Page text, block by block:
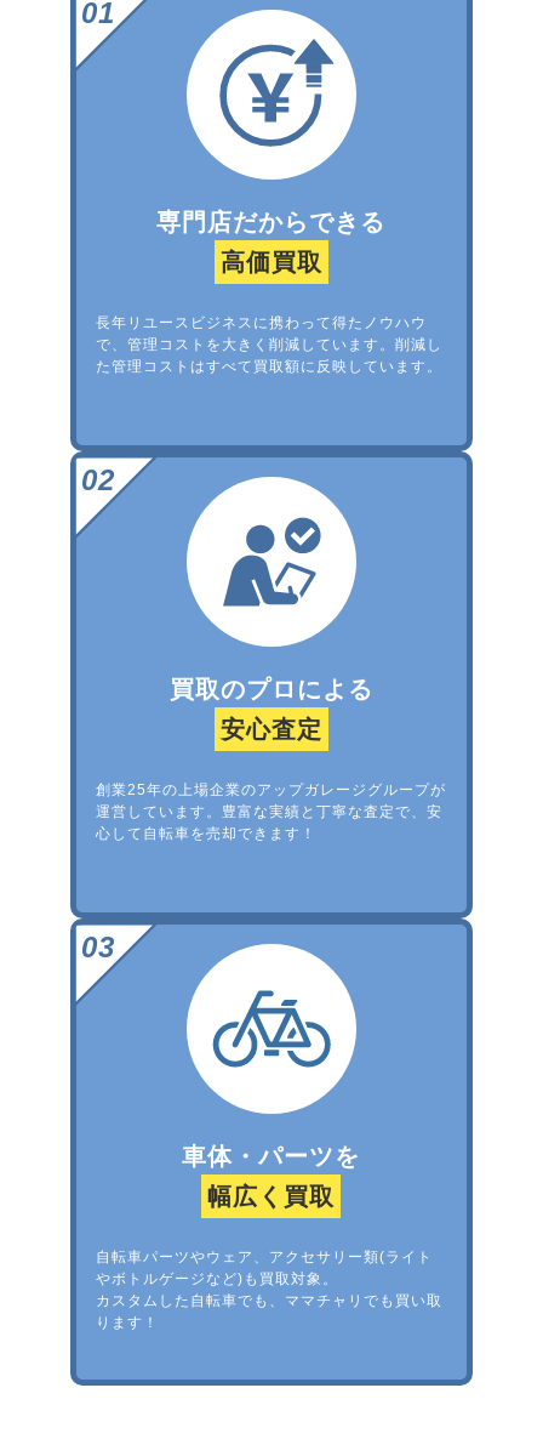
専門店だからできる
高価買取
長年リユースビジネスに携わって得たノウハウ
で、管理コストを大きく削減しています。削減し
た管理コストはすべて買取額に反映しています。
買取のプロによる
安心査定
創業25年の上場企業のアップガレージグループが
運営しています。豊富な実績と丁寧な査定で、安
心して自転車を売却できます！
車体・パーツを
幅広く買取
自転車パーツやウェア、アクセサリー類(ライト
やボトルゲージなど)も買取対象。
カスタムした自転車でも、ママチャリでも買い取
ります！